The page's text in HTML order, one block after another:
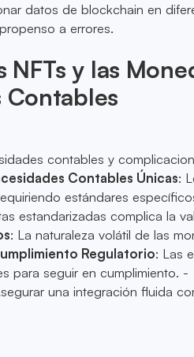
datos de blockchain en
a errores.
y las
Contables
contables y
Contables Únicas:
estándares
estandarizadas complica la
: La naturaleza volátil de las
Regulatorio: Las
para seguir en cumplimiento. -
una integración fluida